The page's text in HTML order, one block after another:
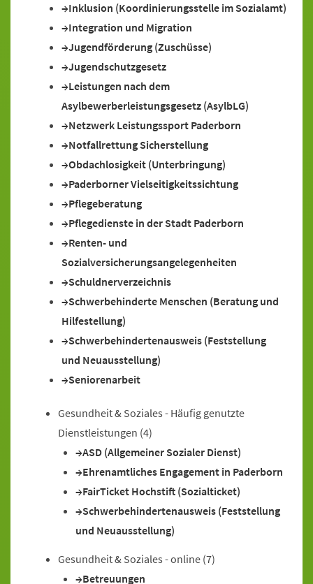
Inklusion (Koordinierungsstelle im Sozialamt)
Integration und Migration
Jugendförderung (Zuschüsse)
Jugendschutzgesetz
Leistungen nach dem
Asylbewerberleistungsgesetz (AsylbLG)
Netzwerk Leistungssport Paderborn
Notfallrettung Sicherstellung
Obdachlosigkeit (Unterbringung)
Paderborner Vielseitigkeitssichtung
Pflegeberatung
Pflegedienste in der Stadt Paderborn
Renten- und
Sozialversicherungsangelegenheiten
Schuldnerverzeichnis
Schwerbehinderte Menschen (Beratung und
Hilfestellung)
Schwerbehindertenausweis (Feststellung
und Neuausstellung)
Seniorenarbeit
Gesundheit & Soziales - Häufig genutzte
Dienstleistungen (4)
ASD (Allgemeiner Sozialer Dienst)
Ehrenamtliches Engagement in Paderborn
FairTicket Hochstift (Sozialticket)
Schwerbehindertenausweis (Feststellung
und Neuausstellung)
Gesundheit & Soziales - online (7)
Betreuungen